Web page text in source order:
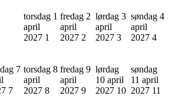
torsdag 1
april
2027 1
fredag 2
april
2027 2
lørdag 3
april
2027 3
søndag 4
april
2027 4
7
7
torsdag 8
april
2027 8
fredag 9
april
2027 9
lørdag
10 april
2027 10
søndag
11 april
2027 11